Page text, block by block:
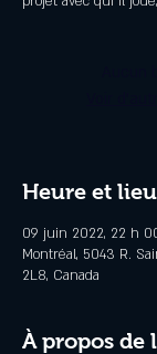
Heure et lieu
09 juin 2022, 22 h
Montréal, 5043 R.
2L8, Canada
À propos de